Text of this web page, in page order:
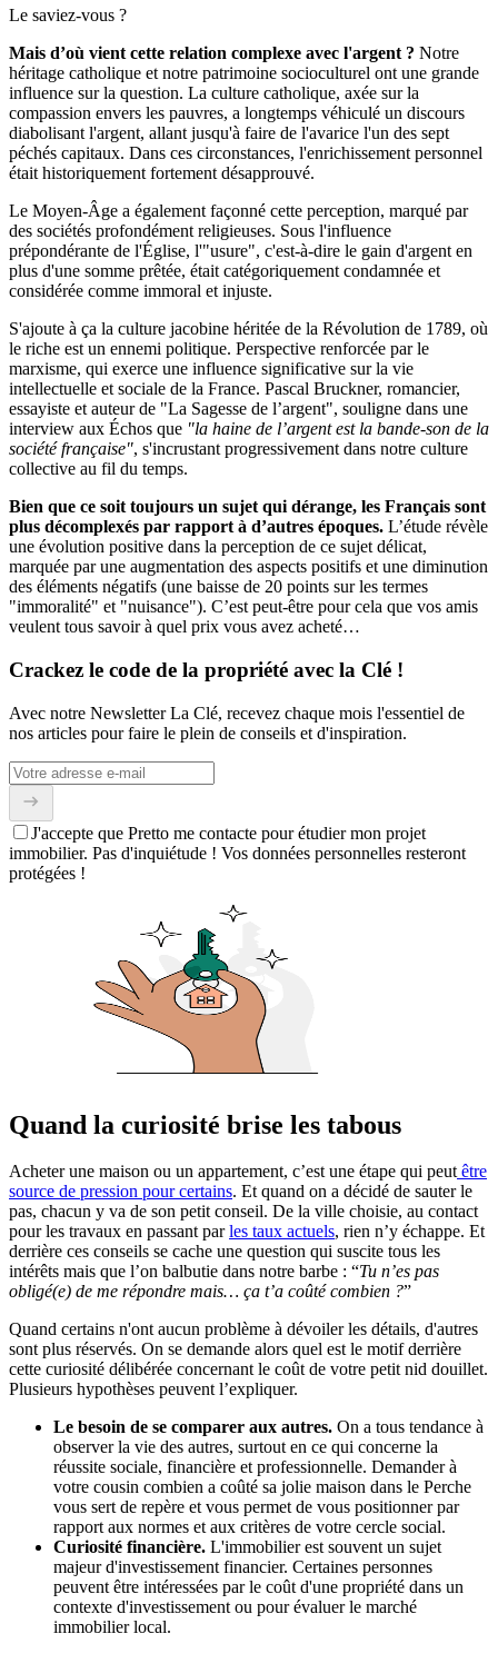
Le saviez-vous ?
Mais d’où vient cette relation complexe avec l'argent ? Notre
héritage catholique et notre patrimoine socioculturel ont une grande
influence sur la question. La culture catholique, axée sur la
compassion envers les pauvres, a longtemps véhiculé un discours
diabolisant l'argent, allant jusqu'à faire de l'avarice l'un des sept
péchés capitaux. Dans ces circonstances, l'enrichissement personnel
était historiquement fortement désapprouvé.
Le Moyen-Âge a également façonné cette perception, marqué par
des sociétés profondément religieuses. Sous l'influence
prépondérante de l'Église, l'"usure", c'est-à-dire le gain d'argent en
plus d'une somme prêtée, était catégoriquement condamnée et
considérée comme immoral et injuste.
S'ajoute à ça la culture jacobine héritée de la Révolution de 1789, où
le riche est un ennemi politique. Perspective renforcée par le
marxisme, qui exerce une influence significative sur la vie
intellectuelle et sociale de la France. Pascal Bruckner, romancier,
essayiste et auteur de "La Sagesse de l’argent", souligne dans une
interview aux Échos que "la haine de l’argent est la bande-son de la
société française", s'incrustant progressivement dans notre culture
collective au fil du temps.
Bien que ce soit toujours un sujet qui dérange, les Français sont
plus décomplexés par rapport à d’autres époques. L’étude révèle
une évolution positive dans la perception de ce sujet délicat,
marquée par une augmentation des aspects positifs et une diminution
des éléments négatifs (une baisse de 20 points sur les termes
"immoralité" et "nuisance"). C’est peut-être pour cela que vos amis
veulent tous savoir à quel prix vous avez acheté…
Crackez le code de la propriété avec la Clé !
Avec notre Newsletter La Clé, recevez chaque mois l'essentiel de
nos articles pour faire le plein de conseils et d'inspiration.
J'accepte que Pretto me contacte pour étudier mon projet
immobilier. Pas d'inquiétude ! Vos données personnelles resteront
protégées !
Quand la curiosité brise les tabous
Acheter une maison ou un appartement, c’est une étape qui peutêtre
source de pression pour certains. Et quand on a décidé de sauter le
pas, chacun y va de son petit conseil. De la ville choisie, au contact
pour les travaux en passant parles taux actuels, rien n’y échappe. Et
derrière ces conseils se cache une question qui suscite tous les
intérêts mais que l’on balbutie dans notre barbe : “Tu n’es pas
obligé(e) de me répondre mais… ça t’a coûté combien ?”
Quand certains n'ont aucun problème à dévoiler les détails, d'autres
sont plus réservés. On se demande alors quel est le motif derrière
cette curiosité délibérée concernant le coût de votre petit nid douillet.
Plusieurs hypothèses peuvent l’expliquer.
Le besoin de se comparer aux autres. On a tous tendance à
observer la vie des autres, surtout en ce qui concerne la
réussite sociale, financière et professionnelle. Demander à
votre cousin combien a coûté sa jolie maison dans le Perche
vous sert de repère et vous permet de vous positionner par
rapport aux normes et aux critères de votre cercle social.
Curiosité financière. L'immobilier est souvent un sujet
majeur d'investissement financier. Certaines personnes
peuvent être intéressées par le coût d'une propriété dans un
contexte d'investissement ou pour évaluer le marché
immobilier local.